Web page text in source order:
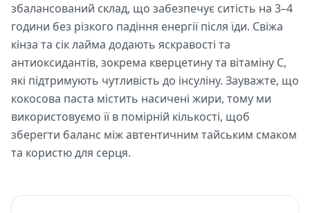
збалансований склад, що забезпечує ситість на 3–4
години без різкого падіння енергії після їди. Свіжа
кінза та сік лайма додають яскравості та
антиоксидантів, зокрема кверцетину та вітаміну С,
які підтримують чутливість до інсуліну. Зауважте, що
кокосова паста містить насичені жири, тому ми
використовуємо її в помірній кількості, щоб
зберегти баланс між автентичним тайським смаком
та користю для серця.